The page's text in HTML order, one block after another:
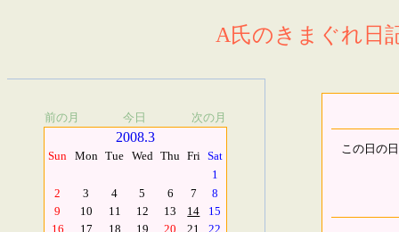
A氏のきまぐれ日
前の月 今日 次の月
2008.3
Sun Mon Tue Wed Thu Fri Sat
1
2
3 4 5 6 7
8
9
10 11 12 13 14
15
16
17 18 19 20 21
22
この日の